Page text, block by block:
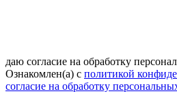
даю согласие на обработку
Ознакомлен(а) с политикой
согласие на обработку